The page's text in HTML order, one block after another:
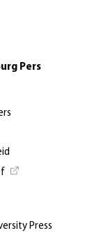
Pers
Press